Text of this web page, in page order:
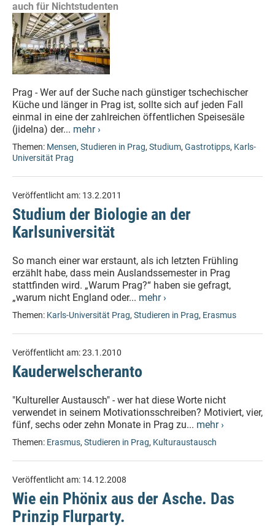
auch für Nichtstudenten
Prag - Wer auf der Suche nach günstiger tschechischer
Küche und länger in Prag ist, sollte sich auf jeden Fall
einmal in eine der zahlreichen öffentlichen Speisesäle
(jidelna) der... mehr ›
Themen: Mensen, Studieren in Prag, Studium, Gastrotipps, Karls-
Universität Prag
Veröffentlicht am: 13.2.2011
Studium der Biologie an der
Karlsuniversität
So manch einer war erstaunt, als ich letzten Frühling
erzählt habe, dass mein Auslandssemester in Prag
stattfinden wird. „Warum Prag?“ haben sie gefragt,
„warum nicht England oder... mehr ›
Themen: Karls-Universität Prag, Studieren in Prag, Erasmus
Veröffentlicht am:23.1.2010
Kauderwelscheranto
"Kultureller Austausch" - wer hat diese Worte nicht
verwendet in seinem Motivationsschreiben? Motiviert, vier,
fünf, sechs oder zehn Monate in Prag zu... mehr ›
Themen: Erasmus, Studieren in Prag, Kulturaustausch
Veröffentlicht am: 14.12.2008
Wie ein Phönix aus der Asche. Das
Prinzip Flurparty.